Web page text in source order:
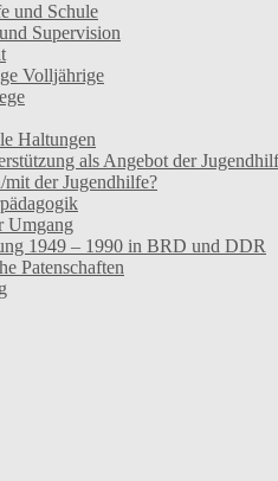
und Schule
Supervision
Volljährige
Haltungen
als Angebot der
der Jugendhilfe?
Umgang
1949 – 1990 in BRD und DDR
Patenschaften